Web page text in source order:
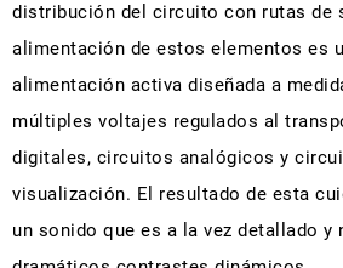
distribución del circuito con rutas de
alimentación de estos elementos es
alimentación activa diseñada a
múltiples voltajes regulados al
digitales, circuitos analógicos y
visualización. El resultado de esta
un sonido que es a la vez detallado y